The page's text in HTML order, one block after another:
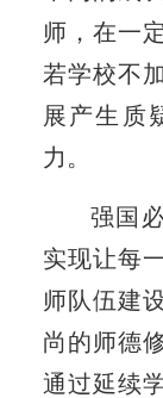
师，在一
若学校不
展产生质
力。
强国
实现让每
师队伍建
尚的师德
通过延续